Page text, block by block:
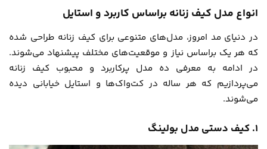
انواع مدل کیف زنانه براساس کاربرد و استایل
در دنیای مد امروز، مدل‌های متنوعی برای کیف زنانه طراحی شده
که هر یک براساس نیاز و موقعیت‌های مختلف پیشنهاد می‌شوند.
در ادامه به معرفی ده مدل پرکاربرد و محبوب کیف زنانه
می‌پردازیم که هر ساله در کت‌واک‌ها و استایل خیابانی دیده
می‌شوند.
۱. کیف دستی مدل بولینگ